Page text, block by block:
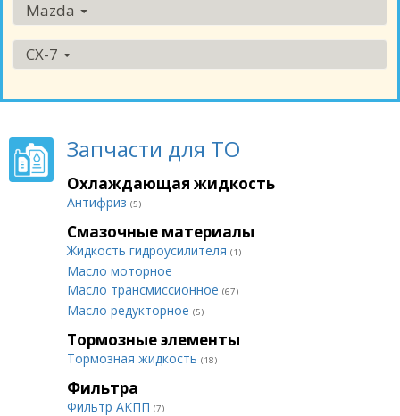
Mazda
CX-7
Запчасти для ТО
Охлаждающая жидкость
Антифриз (5)
Смазочные материалы
Жидкость гидроусилителя (1)
Масло моторное
Масло трансмиссионное (67)
Масло редукторное (5)
Тормозные элементы
Тормозная жидкость (18)
Фильтра
Фильтр АКПП (7)